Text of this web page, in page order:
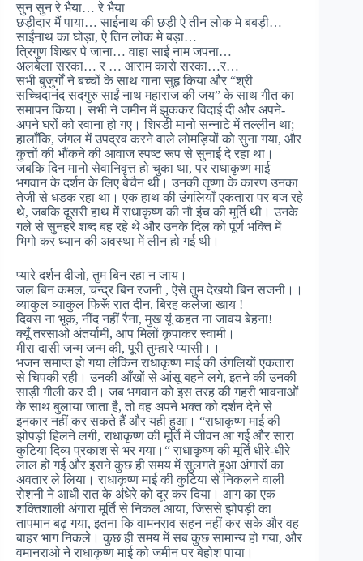
सुन सुन रे भैया… रे भैया
छड़ीदार मैं पाया… साईनाथ की छड़ी ऐ तीन लोक मे बबड़ी…
साईंनाथ का घोड़ा, ऐ तिन लोक मे बड़ा…
त्रिगुण शिखर पे जाना… वाहा साई नाम जपना…
अलबेला सरका… र … आराम कारो सरका…र…
सभी बुजुर्गों ने बच्चों के साथ गाना सुहृ किया और “श्री
सच्चिदानंद सदगुरु साईं नाथ महाराज की जय” के साथ गीत का
समापन किया। सभी ने जमीन में झुककर विदाई दी और अपने-
अपने घरों को रवाना हो गए। शिरडी मानो सन्नाटे में तल्लीन था;
हालाँकि, जंगल में उपद्रव करने वाले लोमड़ियों को सुना गया, और
कुत्तों की भौंकने की आवाज स्पष्ट रूप से सुनाई दे रहा था।
जबकि दिन मानो सेवानिवृत्त हो चुका था, पर राधाकृष्ण माई
भगवान के दर्शन के लिए बेचैन थी। उनकी तृष्णा के कारण उनका
तेजी से धडक रहा था। एक हाथ की उंगलियाँ एकतारा पर बज रहे
थे, जबकि दूसरी हाथ में राधाकृष्ण की नौ इंच की मूर्ति थी। उनके
गले से सुनहरे शब्द बह रहे थे और उनके दिल को पूर्ण भक्ति में
भिगो कर ध्यान की अवस्था में लीन हो गई थी।
प्यारे दर्शन दीजो, तुम बिन रहा न जाय।
जल बिन कमल, चन्द्र बिन रजनी , ऐसे तुम देखयो बिन सजनी।।
व्याकुल व्याकुल फिरूँ रात दीन, बिरह कलेजा खाय !
दिवस ना भूक, नींद नहीं रैना, मुख यूं कहत ना जावय बेहना!
क्यूँ तरसाओ अंतर्यामी, आप मिलों कृपाकर स्वामी।
मीरा दासी जन्म जन्म की, पूरी तुम्हारे प्यासी।।
भजन समाप्त हो गया लेकिन राधाकृष्ण माई की उंगलियों एकतारा
से चिपकी रही। उनकी आँखों से आंसू बहने लगे, इतने की उनकी
साड़ी गीली कर दी। जब भगवान को इस तरह की गहरी भावनाओं
के साथ बुलाया जाता है, तो वह अपने भक्त को दर्शन देने से
इनकार नहीं कर सकते हैं और यही हुआ। “राधाकृष्ण माई की
झोपड़ी हिलने लगी, राधाकृष्ण की मूर्ति में जीवन आ गई और सारा
कुटिया दिव्य प्रकाश से भर गया।“ राधाकृष्ण की मूर्ति धीरे-धीरे
लाल हो गई और इसने कुछ ही समय में सुलगते हुआ अंगारों का
अवतार ले लिया। राधाकृष्ण माई की कुटिया से निकलने वाली
रोशनी ने आधी रात के अंधेरे को दूर कर दिया। आग का एक
शक्तिशाली अंगारा मूर्ति से निकल आया, जिससे झोपड़ी का
तापमान बढ़ गया, इतना कि वामनराव सहन नहीं कर सके और वह
बाहर भाग निकले। कुछ ही समय में सब कुछ सामान्य हो गया, और
वमानराओ ने राधाकृष्ण माई को जमीन पर बेहोश पाया।